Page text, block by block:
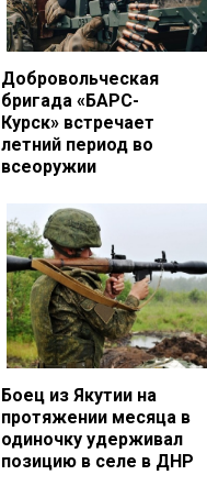
Добровольческая
бригада «БАРС-
Курск» встречает
летний период во
всеоружии
Боец из Якутии на
протяжении месяца в
одиночку удерживал
позицию в селе в ДНР